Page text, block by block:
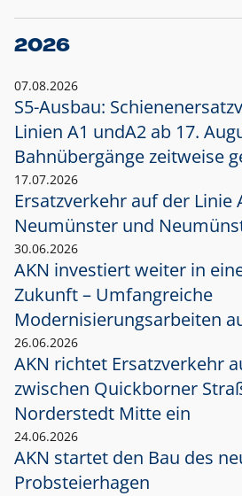
2026
07.08.2026
S5-Ausbau:
Linien A1 undA2 ab 17.
Bahnübergänge zeitweise
17.07.2026
Ersatzverkehr auf der Linie
Neumünster und
30.06.2026
AKN investiert weiter in
Zukunft – Umfangreiche
Modernisierungsarbeiten
26.06.2026
AKN richtet Ersatzverkehr
zwischen Quickborner
Norderstedt Mitte ein
24.06.2026
AKN startet den Bau des
Probsteierhagen